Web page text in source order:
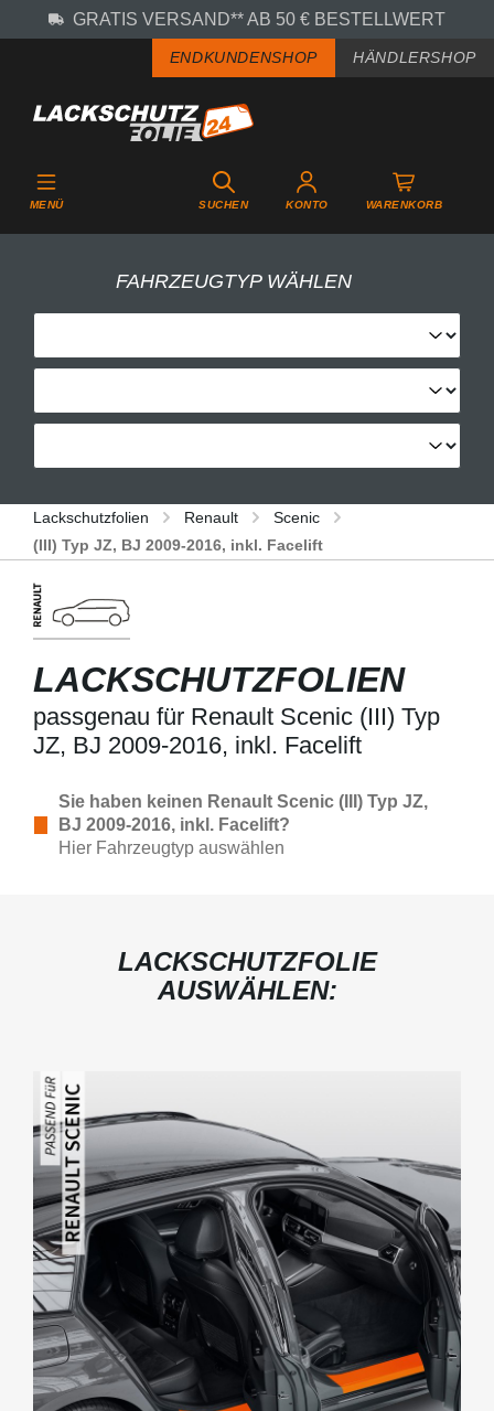
Zum Hauptinhalt springen
GRATIS VERSAND** AB 50 € BESTELLWERT
ENDKUNDENSHOP HÄNDLERSHOP
MENÜ SUCHEN KONTO WARENKORB
FAHRZEUGTYP WÄHLEN
Lackschutzfolien Renault
Scenic
(III) Typ JZ, BJ 2009-2016, inkl. Facelift
LACKSCHUTZFOLIEN
passgenau für Renault Scenic (III) Typ
JZ, BJ 2009-2016, inkl. Facelift
Sie haben keinen Renault Scenic (III) Typ JZ,
BJ 2009-2016, inkl. Facelift?
Hier Fahrzeugtyp auswählen
LACKSCHUTZFOLIE
AUSWÄHLEN: